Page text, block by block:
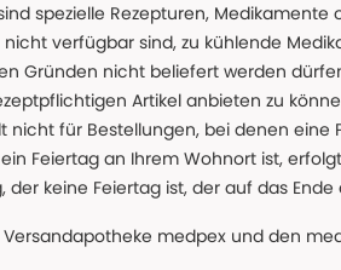
spezielle Rezepturen,
verfügbar sind, zu kühlende
Gründen nicht beliefert werden
Artikel anbieten zu
nicht für Bestellungen, bei denen eine
Feiertag an Ihrem Wohnort ist,
der keine Feiertag ist, der auf das
medpex und den